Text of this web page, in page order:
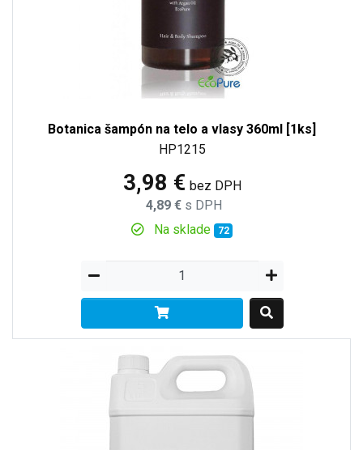
Botanica šampón na telo a vlasy 360ml [1ks]
HP1215
3,98 € bez DPH
4,89 € s DPH
Na sklade
72